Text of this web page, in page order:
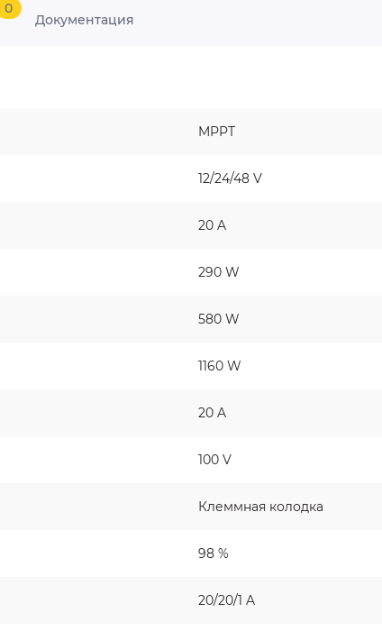
0
Документация
MPPT
12/24/48 V
20 A
290 W
580 W
1160 W
20 A
100 V
Клеммная колодка
98 %
20/20/1 A